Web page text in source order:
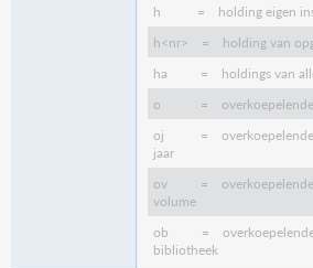
h = holding eigen
h<nr> = holding van
ha = holdings van alle
o = overkoepelende
oj = overkoepelende
jaar
ov = overkoepelende
volume
ob = overkoepelende
bibliotheek